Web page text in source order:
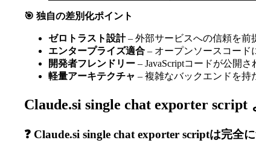
🎯 独自の差別化ポイント
ゼロトラスト設計– 外部サービスへの信頼を前
エンタープライズ適合 – オープンソースコード
開発者フレンドリー – JavaScriptコードが公開
軽量アーキテクチャ – 複雑なバックエンドを持
Claude.si single chat exporter script
❓ Claude.si single chat exporter scriptは完全